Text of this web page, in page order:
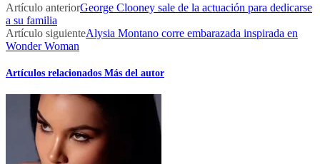
Artículo anteriorGeorge Clooney sale de la actuación para dedicarse
a su familia
Artículo siguienteAlysia Montano corre embarazada inspirada en
Wonder Woman
Artículos relacionados Más del autor